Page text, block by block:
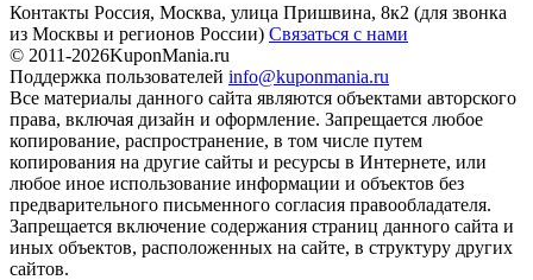
Контакты Россия, Москва, улица Пришвина, 8к2 (для звонка
из Москвы и регионов России) Связаться с нами
© 2011-2026KuponMania.ru
Поддержка пользователей info@kuponmania.ru
Все материалы данного сайта являются объектами авторского
права, включая дизайн и оформление. Запрещается любое
копирование, распространение, в том числе путем
копирования на другие сайты и ресурсы в Интернете, или
любое иное использование информации и объектов без
предварительного письменного согласия правообладателя.
Запрещается включение содержания страниц данного сайта и
иных объектов, расположенных на сайте, в структуру других
сайтов.